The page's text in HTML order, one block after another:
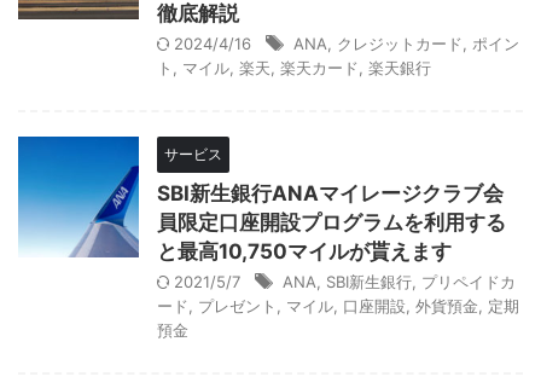
徹底解説
2024/4/16 ANA クレジットカード
ポイン
ト
マイル 楽天 楽天カード 楽天銀行
サービス
SBI新生銀行ANAマイレージクラブ会
員限定口座開設プログラムを利用する
と最高10,750マイルが貰えます
2021/5/7 ANA SBI新生銀行 プリペイドカ
ード
プレゼント マイル 口座開設 外貨預金
定期
預金